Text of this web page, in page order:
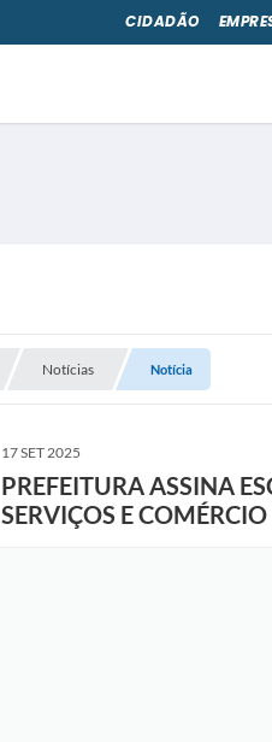
CIDADÃO
Notícias Notícia
17 SET 2025
PREFEITURA ASSINA
SERVIÇOS E COMÉRCIO